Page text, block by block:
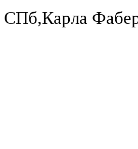
СПб,Карла